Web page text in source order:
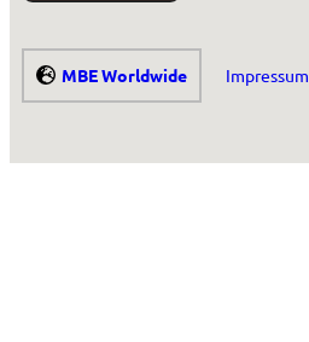
MBE Worldwide Impressum